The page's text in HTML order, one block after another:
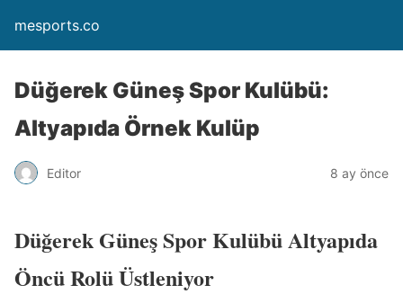
mesports.co
Düğerek Güneş Spor Kulübü:
Altyapıda Örnek Kulüp
Editor 8 ay önce
Düğerek Güneş Spor Kulübü Altyapıda
Öncü Rolü Üstleniyor